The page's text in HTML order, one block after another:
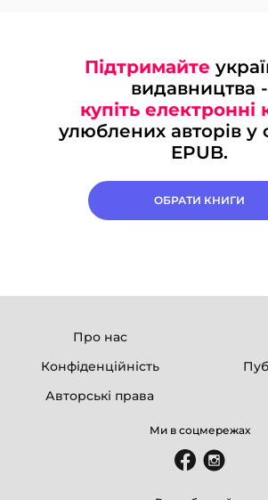
Підтримайте
видавництва -
купіть електронні
улюблених авторів у
EPUB.
ОБРАТИ КНИГИ
Про нас
Конфіденційність
Авторські права
Ми в соцмережах